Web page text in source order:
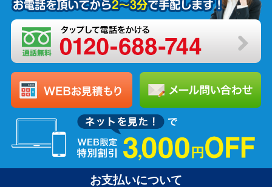
お支払いについて